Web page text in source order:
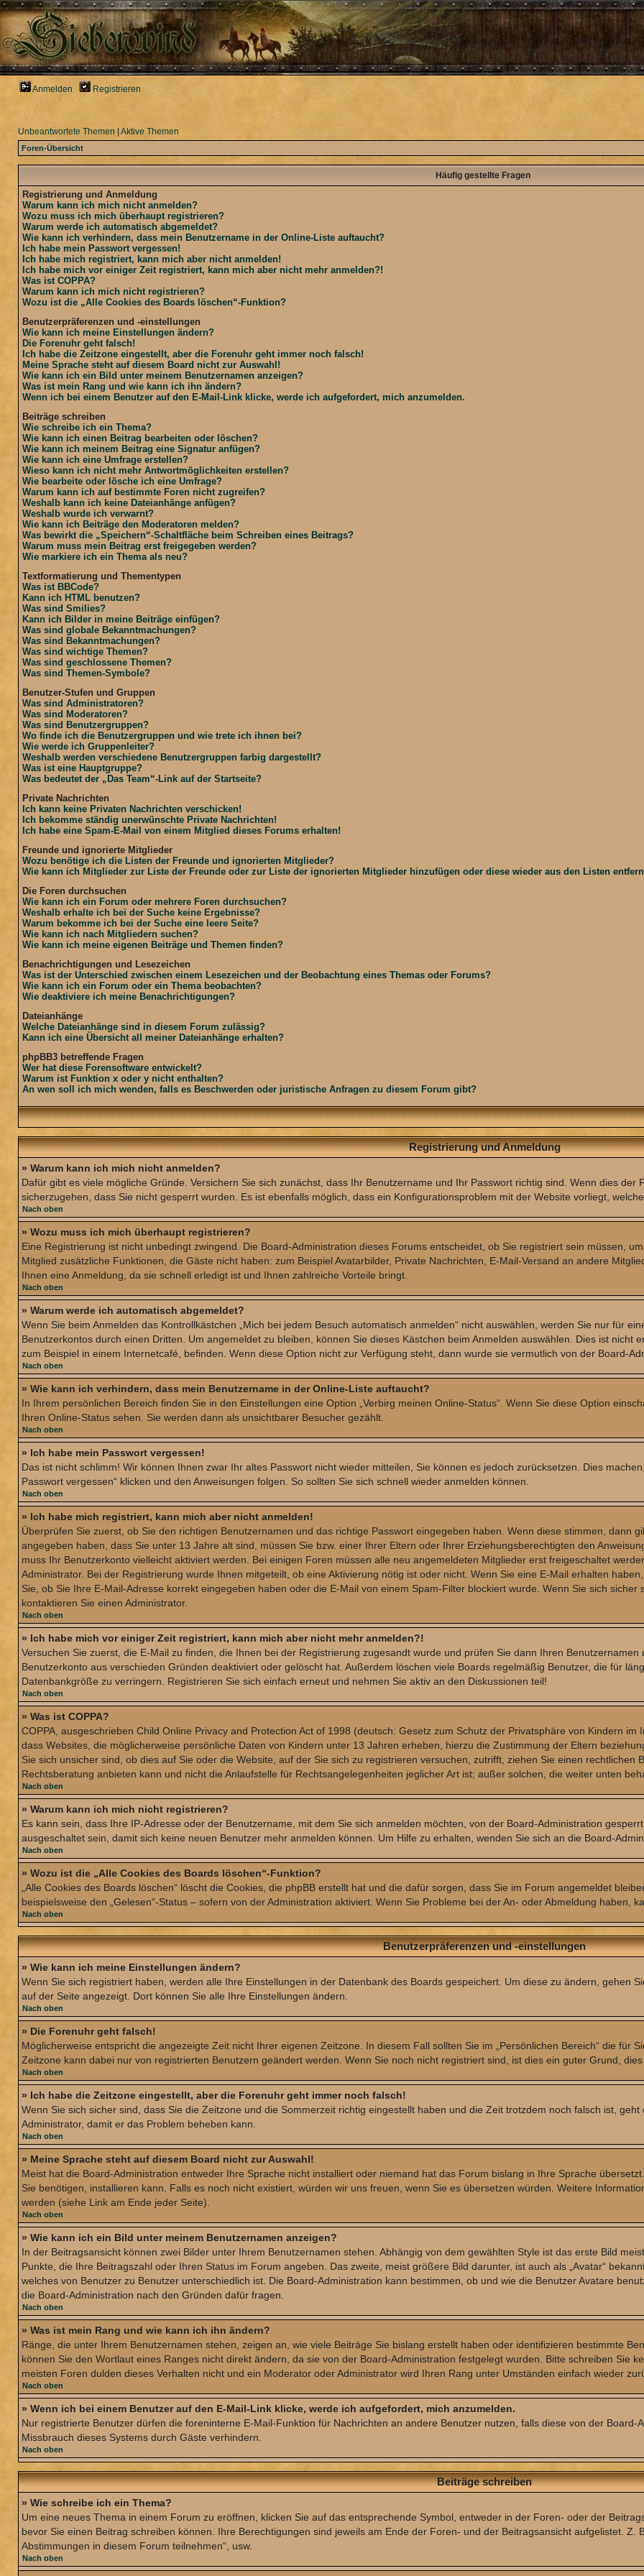
Anmelden Registrieren
Unbeantwortete Themen Aktive Themen
Foren-Übersicht
Häufig gestellte Fragen
Registrierung und Anmeldung
Warum kann ich mich nicht anmelden?
Wozu muss ich mich überhaupt registrieren?
Warum werde ich automatisch abgemeldet?
Wie kann ich verhindern, dass mein Benutzername in der Online-Liste auftaucht?
Ich habe mein Passwort vergessen!
Ich habe mich registriert, kann mich aber nicht anmelden!
Ich habe mich vor einiger Zeit registriert, kann mich aber nicht mehr anmelden?!
Was ist COPPA?
Warum kann ich mich nicht registrieren?
Wozu ist die „Alle Cookies des Boards löschen“-Funktion?
Benutzerpräferenzen und -einstellungen
Wie kann ich meine Einstellungen ändern?
Die Forenuhr geht falsch!
Ich habe die Zeitzone eingestellt, aber die Forenuhr geht immer noch falsch!
Meine Sprache steht auf diesem Board nicht zur Auswahl!
Wie kann ich ein Bild unter meinem Benutzernamen anzeigen?
Was ist mein Rang und wie kann ich ihn ändern?
Wenn ich bei einem Benutzer auf den E-Mail-Link klicke, werde ich aufgefordert, mich anzumelden.
Beiträge schreiben
Wie schreibe ich ein Thema?
Wie kann ich einen Beitrag bearbeiten oder löschen?
Wie kann ich meinem Beitrag eine Signatur anfügen?
Wie kann ich eine Umfrage erstellen?
Wieso kann ich nicht mehr Antwortmöglichkeiten erstellen?
Wie bearbeite oder lösche ich eine Umfrage?
Warum kann ich auf bestimmte Foren nicht zugreifen?
Weshalb kann ich keine Dateianhänge anfügen?
Weshalb wurde ich verwarnt?
Wie kann ich Beiträge den Moderatoren melden?
Was bewirkt die „Speichern“-Schaltfläche beim Schreiben eines Beitrags?
Warum muss mein Beitrag erst freigegeben werden?
Wie markiere ich ein Thema als neu?
Textformatierung und Thementypen
Was ist BBCode?
Kann ich HTML benutzen?
Was sind Smilies?
Kann ich Bilder in meine Beiträge einfügen?
Was sind globale Bekanntmachungen?
Was sind Bekanntmachungen?
Was sind wichtige Themen?
Was sind geschlossene Themen?
Was sind Themen-Symbole?
Benutzer-Stufen und Gruppen
Was sind Administratoren?
Was sind Moderatoren?
Was sind Benutzergruppen?
Wo finde ich die Benutzergruppen und wie trete ich ihnen bei?
Wie werde ich Gruppenleiter?
Weshalb werden verschiedene Benutzergruppen farbig dargestellt?
Was ist eine Hauptgruppe?
Was bedeutet der „Das Team“-Link auf der Startseite?
Private Nachrichten
Ich kann keine Privaten Nachrichten verschicken!
Ich bekomme ständig unerwünschte Private Nachrichten!
Ich habe eine Spam-E-Mail von einem Mitglied dieses Forums erhalten!
Freunde und ignorierte Mitglieder
Wozu benötige ich die Listen der Freunde und ignorierten Mitglieder?
Wie kann ich Mitglieder zur Liste der Freunde oder zur Liste der ignorierten Mitglieder hinzufügen oder diese wieder aus den Listen
Die Foren durchsuchen
Wie kann ich ein Forum oder mehrere Foren durchsuchen?
Weshalb erhalte ich bei der Suche keine Ergebnisse?
Warum bekomme ich bei der Suche eine leere Seite?
Wie kann ich nach Mitgliedern suchen?
Wie kann ich meine eigenen Beiträge und Themen finden?
Benachrichtigungen und Lesezeichen
Was ist der Unterschied zwischen einem Lesezeichen und der Beobachtung eines Themas oder Forums?
Wie kann ich ein Forum oder ein Thema beobachten?
Wie deaktiviere ich meine Benachrichtigungen?
Dateianhänge
Welche Dateianhänge sind in diesem Forum zulässig?
Kann ich eine Übersicht all meiner Dateianhänge erhalten?
phpBB3 betreffende Fragen
Wer hat diese Forensoftware entwickelt?
Warum ist Funktion x oder y nicht enthalten?
An wen soll ich mich wenden, falls es Beschwerden oder juristische Anfragen zu diesem Forum gibt?
Registrierung und Anmeldung
» Warum kann ich mich nicht anmelden?
Dafür gibt es viele mögliche Gründe. Versichern Sie sich zunächst, dass Ihr Benutzername und Ihr Passwort richtig sind. Wenn dies der
sicherzugehen, dass Sie nicht gesperrt wurden. Es ist ebenfalls möglich, dass ein Konfigurationsproblem mit der Website vorliegt,
Nach oben
» Wozu muss ich mich überhaupt registrieren?
Eine Registrierung ist nicht unbedingt zwingend. Die Board-Administration dieses Forums entscheidet, ob Sie registriert sein müssen,
Mitglied zusätzliche Funktionen, die Gäste nicht haben: zum Beispiel Avatarbilder, Private Nachrichten, E-Mail-Versand an andere
Ihnen eine Anmeldung, da sie schnell erledigt ist und Ihnen zahlreiche Vorteile bringt.
Nach oben
» Warum werde ich automatisch abgemeldet?
Wenn Sie beim Anmelden das Kontrollkästchen „Mich bei jedem Besuch automatisch anmelden“ nicht auswählen, werden Sie nur für
Benutzerkontos durch einen Dritten. Um angemeldet zu bleiben, können Sie dieses Kästchen beim Anmelden auswählen. Dies ist nicht
zum Beispiel in einem Internetcafé, befinden. Wenn diese Option nicht zur Verfügung steht, dann wurde sie vermutlich von der Board-
Nach oben
» Wie kann ich verhindern, dass mein Benutzername in der Online-Liste auftaucht?
In Ihrem persönlichen Bereich finden Sie in den Einstellungen eine Option „Verbirg meinen Online-Status“. Wenn Sie diese Option
Ihren Online-Status sehen. Sie werden dann als unsichtbarer Besucher gezählt.
Nach oben
» Ich habe mein Passwort vergessen!
Das ist nicht schlimm! Wir können Ihnen zwar Ihr altes Passwort nicht wieder mitteilen, Sie können es jedoch zurücksetzen. Dies
Passwort vergessen“ klicken und den Anweisungen folgen. So sollten Sie sich schnell wieder anmelden können.
Nach oben
» Ich habe mich registriert, kann mich aber nicht anmelden!
Überprüfen Sie zuerst, ob Sie den richtigen Benutzernamen und das richtige Passwort eingegeben haben. Wenn diese stimmen, dann
angegeben haben, dass Sie unter 13 Jahre alt sind, müssen Sie bzw. einer Ihrer Eltern oder Ihrer Erziehungsberechtigten den
muss Ihr Benutzerkonto vielleicht aktiviert werden. Bei einigen Foren müssen alle neu angemeldeten Mitglieder erst freigeschaltet
Administrator. Bei der Registrierung wurde Ihnen mitgeteilt, ob eine Aktivierung nötig ist oder nicht. Wenn Sie eine E-Mail erhalten
Sie, ob Sie Ihre E-Mail-Adresse korrekt eingegeben haben oder die E-Mail von einem Spam-Filter blockiert wurde. Wenn Sie sich
kontaktieren Sie einen Administrator.
Nach oben
» Ich habe mich vor einiger Zeit registriert, kann mich aber nicht mehr anmelden?!
Versuchen Sie zuerst, die E-Mail zu finden, die Ihnen bei der Registrierung zugesandt wurde und prüfen Sie dann Ihren
Benutzerkonto aus verschieden Gründen deaktiviert oder gelöscht hat. Außerdem löschen viele Boards regelmäßig Benutzer, die für
Datenbankgröße zu verringern. Registrieren Sie sich einfach erneut und nehmen Sie aktiv an den Diskussionen teil!
Nach oben
» Was ist COPPA?
COPPA, ausgeschrieben Child Online Privacy and Protection Act of 1998 (deutsch: Gesetz zum Schutz der Privatsphäre von Kindern
dass Websites, die möglicherweise persönliche Daten von Kindern unter 13 Jahren erheben, hierzu die Zustimmung der Eltern
Sie sich unsicher sind, ob dies auf Sie oder die Website, auf der Sie sich zu registrieren versuchen, zutrifft, ziehen Sie einen rechtlichen
Rechtsberatung anbieten kann und nicht die Anlaufstelle für Rechtsangelegenheiten jeglicher Art ist; außer solchen, die weiter unten
Nach oben
» Warum kann ich mich nicht registrieren?
Es kann sein, dass Ihre IP-Adresse oder der Benutzername, mit dem Sie sich anmelden möchten, von der Board-Administration
ausgeschaltet sein, damit sich keine neuen Benutzer mehr anmelden können. Um Hilfe zu erhalten, wenden Sie sich an die Board-
Nach oben
» Wozu ist die „Alle Cookies des Boards löschen“-Funktion?
„Alle Cookies des Boards löschen“ löscht die Cookies, die phpBB erstellt hat und die dafür sorgen, dass Sie im Forum angemeldet
beispielsweise den „Gelesen“-Status – sofern von der Administration aktiviert. Wenn Sie Probleme bei der An- oder Abmeldung haben,
Nach oben
Benutzerpräferenzen und -einstellungen
» Wie kann ich meine Einstellungen ändern?
Wenn Sie sich registriert haben, werden alle Ihre Einstellungen in der Datenbank des Boards gespeichert. Um diese zu ändern, gehen
auf der Seite angezeigt. Dort können Sie alle Ihre Einstellungen ändern.
Nach oben
» Die Forenuhr geht falsch!
Möglicherweise entspricht die angezeigte Zeit nicht Ihrer eigenen Zeitzone. In diesem Fall sollten Sie im „Persönlichen Bereich“ die für
Zeitzone kann dabei nur von registrierten Benutzern geändert werden. Wenn Sie noch nicht registriert sind, ist dies ein guter Grund,
Nach oben
» Ich habe die Zeitzone eingestellt, aber die Forenuhr geht immer noch falsch!
Wenn Sie sich sicher sind, dass Sie die Zeitzone und die Sommerzeit richtig eingestellt haben und die Zeit trotzdem noch falsch ist,
Administrator, damit er das Problem beheben kann.
Nach oben
» Meine Sprache steht auf diesem Board nicht zur Auswahl!
Meist hat die Board-Administration entweder Ihre Sprache nicht installiert oder niemand hat das Forum bislang in Ihre Sprache
Sie benötigen, installieren kann. Falls es noch nicht existiert, würden wir uns freuen, wenn Sie es übersetzen würden. Weitere
werden (siehe Link am Ende jeder Seite).
Nach oben
» Wie kann ich ein Bild unter meinem Benutzernamen anzeigen?
In der Beitragsansicht können zwei Bilder unter Ihrem Benutzernamen stehen. Abhängig von dem gewählten Style ist das erste Bild
Punkte, die Ihre Beitragszahl oder Ihren Status im Forum angeben. Das zweite, meist größere Bild darunter, ist auch als „Avatar“
welches von Benutzer zu Benutzer unterschiedlich ist. Die Board-Administration kann bestimmen, ob und wie die Benutzer Avatare
die Board-Administration nach den Gründen dafür fragen.
Nach oben
» Was ist mein Rang und wie kann ich ihn ändern?
Ränge, die unter Ihrem Benutzernamen stehen, zeigen an, wie viele Beiträge Sie bislang erstellt haben oder identifizieren bestimmte
können Sie den Wortlaut eines Ranges nicht direkt ändern, da sie von der Board-Administration festgelegt wurden. Bitte schreiben Sie
meisten Foren dulden dieses Verhalten nicht und ein Moderator oder Administrator wird Ihren Rang unter Umständen einfach wieder
Nach oben
» Wenn ich bei einem Benutzer auf den E-Mail-Link klicke, werde ich aufgefordert, mich anzumelden.
Nur registrierte Benutzer dürfen die foreninterne E-Mail-Funktion für Nachrichten an andere Benutzer nutzen, falls diese von der
Missbrauch dieses Systems durch Gäste verhindern.
Nach oben
Beiträge schreiben
» Wie schreibe ich ein Thema?
Um eine neues Thema in einem Forum zu eröffnen, klicken Sie auf das entsprechende Symbol, entweder in der Foren- oder der
bevor Sie einen Beitrag schreiben können. Ihre Berechtigungen sind jeweils am Ende der Foren- und der Beitragsansicht aufgelistet. Z.
Abstimmungen in diesem Forum teilnehmen“, usw.
Nach oben